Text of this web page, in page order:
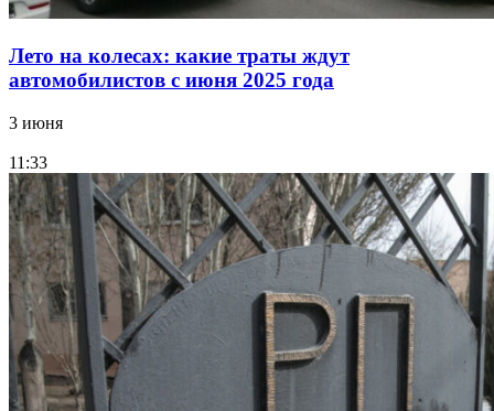
Лето на колесах: какие траты ждут
автомобилистов с июня 2025 года
3 июня
11:33